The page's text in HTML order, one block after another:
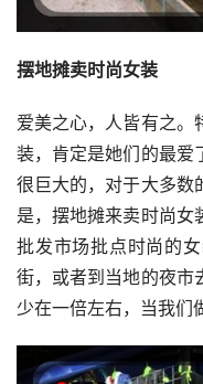
摆地摊卖时尚女装
爱美之心，人皆有之。
装，肯定是她们的最爱
很巨大的，对于大多数
是，摆地摊来卖时尚女
批发市场批点时尚的
街，或者到当地的夜市
少在一倍左右，当我们